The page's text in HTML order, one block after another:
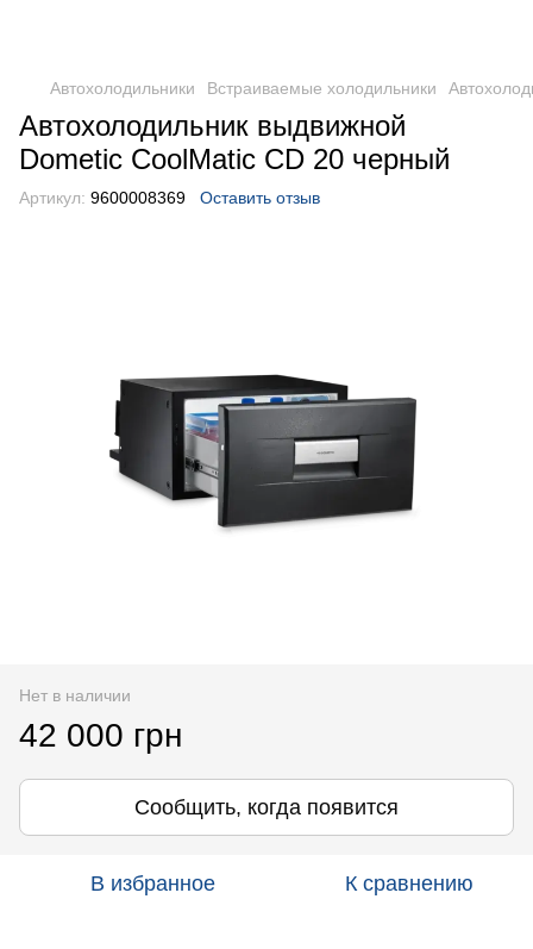
Автохолодильники Встраиваемые холодильники
Автохолодильник выдвижной
Dometic CoolMatic CD 20 черный
Артикул: 9600008369 Оставить отзыв
Нет в наличии
42 000 грн
Сообщить, когда появится
В избранное К сравнению